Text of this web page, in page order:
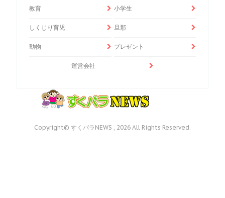
教育 小学生
しくじり育児 旦那
動物 プレゼント
運営会社
Copyright© すくパラNEWS , 2026 All Rights Reserved.